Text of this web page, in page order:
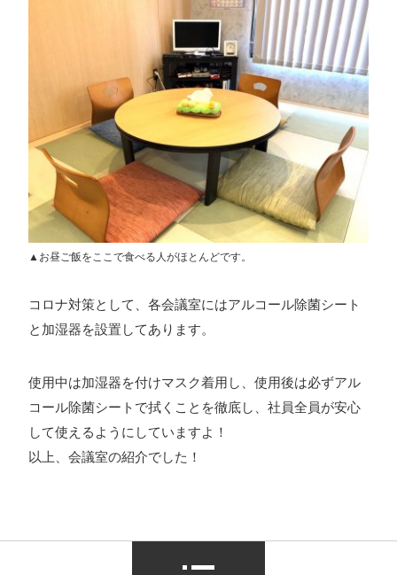
▲お昼ご飯をここで食べる人がほとんどです。
コロナ対策として、各会議室にはアルコール除菌シート
と加湿器を設置してあります。
使用中は加湿器を付けマスク着用し、使用後は必ずアル
コール除菌シートで拭くことを徹底し、社員全員が安心
して使えるようにしていますよ！
以上、会議室の紹介でした！